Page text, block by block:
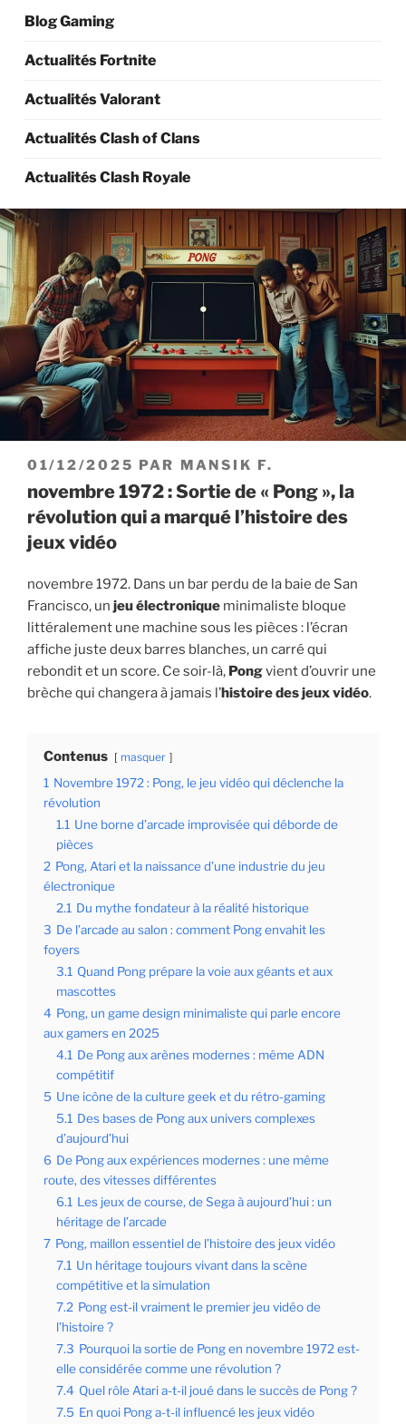
Blog Gaming
Actualités Fortnite
Actualités Valorant
Actualités Clash of Clans
Actualités Clash Royale
PUBLIÉ
LE
01/12/2025 PAR MANSIK F.
novembre 1972 : Sortie de « Pong », la
révolution qui a marqué l’histoire des
jeux vidéo
novembre 1972. Dans un bar perdu de la baie de San
Francisco, un jeu électronique minimaliste bloque
littéralement une machine sous les pièces : l’écran
affiche juste deux barres blanches, un carré qui
rebondit et un score. Ce soir-là, Pongvient d’ouvrir une
brèche qui changera à jamais l’histoire des jeux vidéo.
Contenus masquer
1 Novembre 1972 : Pong, le jeu vidéo qui déclenche la
révolution
1.1 Une borne d’arcade improvisée qui déborde de
pièces
2 Pong, Atari et la naissance d’une industrie du jeu
électronique
2.1 Du mythe fondateur à la réalité historique
3 De l’arcade au salon : comment Pong envahit les
foyers
3.1 Quand Pong prépare la voie aux géants et aux
mascottes
4 Pong, un game design minimaliste qui parle encore
aux gamers en 2025
4.1 De Pong aux arènes modernes : même ADN
compétitif
5 Une icône de la culture geek et du rétro-gaming
5.1 Des bases de Pong aux univers complexes
d’aujourd’hui
6 De Pong aux expériences modernes : une même
route, des vitesses différentes
6.1 Les jeux de course, de Sega à aujourd’hui : un
héritage de l’arcade
7 Pong, maillon essentiel de l’histoire des jeux vidéo
7.1 Un héritage toujours vivant dans la scène
compétitive et la simulation
7.2 Pong est-il vraiment le premier jeu vidéo de
l’histoire ?
7.3 Pourquoi la sortie de Pong en novembre 1972 est-
elle considérée comme une révolution ?
7.4 Quel rôle Atari a-t-il joué dans le succès de Pong ?
7.5 En quoi Pong a-t-il influencé les jeux vidéo